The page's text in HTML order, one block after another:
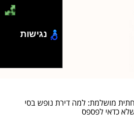
מושלמת: למה דירת נופש בסי
כדאי לפספס
נגישות